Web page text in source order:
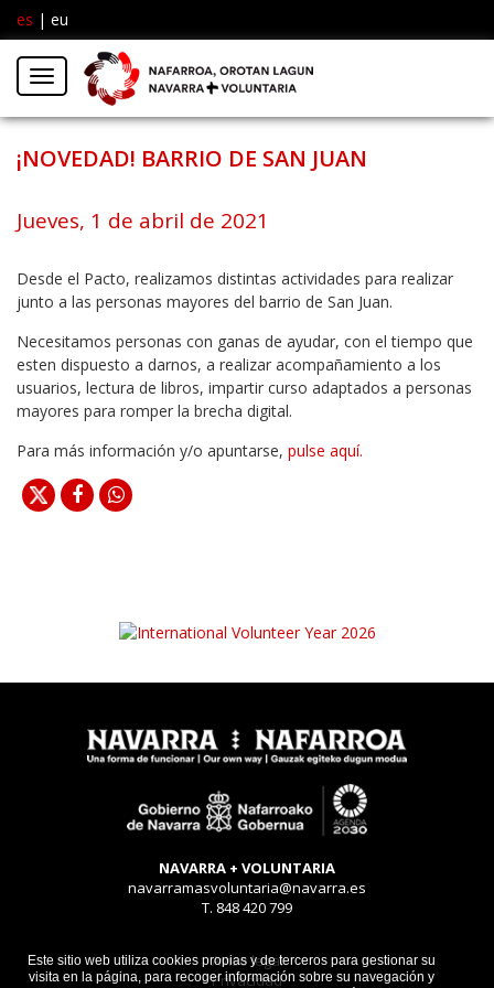
Este sitio web utiliza cookies propias y de terceros para gestionar su
visita en la página, para recoger información sobre su navegación y
es | eu
Menú
¡NOVEDAD! BARRIO DE SAN JUAN
Jueves, 1 de abril de 2021
Desde el Pacto, realizamos distintas actividades para realizar
junto a las personas mayores del barrio de San Juan.
Necesitamos personas con ganas de ayudar, con el tiempo que
esten dispuesto a darnos, a realizar acompañamiento a los
usuarios, lectura de libros, impartir curso adaptados a personas
mayores para romper la brecha digital.
Para más información y/o apuntarse, pulse aquí.
NAVARRA + VOLUNTARIA
navarramasvoluntaria@navarra.es
T. 848 420 799
Aviso legal
Privacidad